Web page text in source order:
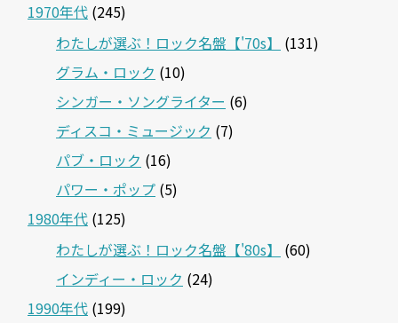
1970年代 (245)
わたしが選ぶ！ロック名盤【'70s】
(131)
グラム・ロック (10)
シンガー・ソングライター (6)
ディスコ・ミュージック (7)
パブ・ロック (16)
パワー・ポップ (5)
1980年代 (125)
わたしが選ぶ！ロック名盤【'80s】
(60)
インディー・ロック (24)
1990年代 (199)